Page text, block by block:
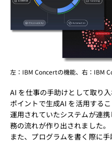
左：IBM Concertの機能、右：IBM
AI を仕事の手助けとして取り
ポイントで生成AI を活用する
運用されていたシステムが連
務の流れが作り出されました。
また、プログラムを書く際に